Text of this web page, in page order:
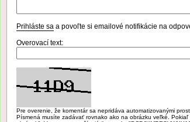
Prihláste sa a povoľte si emailové notifikácie na
Overovací text:
Pre overenie, že komentár sa nepridáva automatizovanými
Písmená musíte zadávať rovnako ako na obrázku veľké.